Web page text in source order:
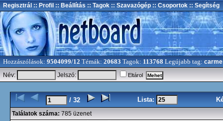
Regisztrál :: Profil :: Beállítás :: Tagok :: Szavazógép :: Csoportok :: Segítség
Hozzászólások: 9504099/12 Témák: 20683 Tagok: 113768 Legújabb tag:
Név:
Jelszó: Eltárol
/ 32 Lista:
Találatok száma: 785 üzenet